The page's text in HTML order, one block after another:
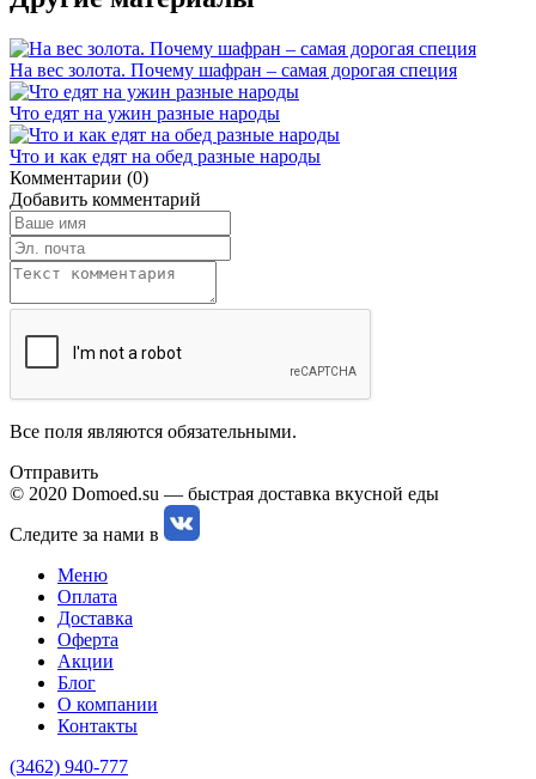
На вес золота. Почему шафран – самая дорогая специя
Что едят на ужин разные народы
Что и как едят на обед разные народы
Комментарии (0)
Добавить комментарий
Все поля являются обязательными.
Отправить
© 2020 Domoed.su — быстрая доставка вкусной еды
Следите за нами в
Меню
Оплата
Доставка
Оферта
Акции
Блог
О компании
Контакты
(3462) 940-777